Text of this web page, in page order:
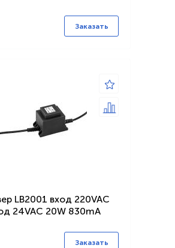
Заказать
LB2001 вход 220VAC
24VAC 20W 830mA
Заказать